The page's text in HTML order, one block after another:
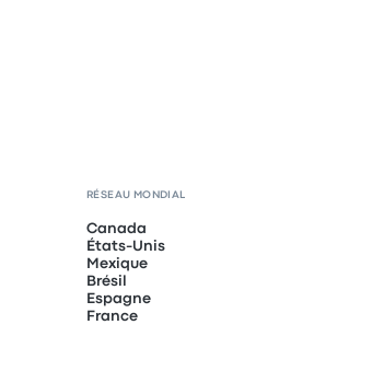
RÉSEAU MONDIAL
Canada
États-Unis
Mexique
Brésil
Espagne
France